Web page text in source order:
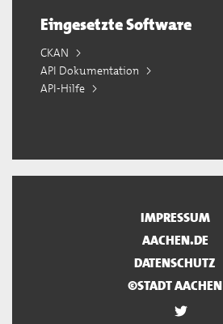
Eingesetzte Software
CKAN
API Dokumentation
API-Hilfe
IMPRESSUM
AACHEN.DE
DATENSCHUTZ
©STADT AACHEN